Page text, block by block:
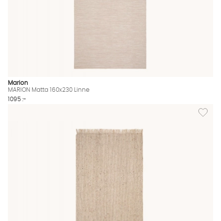
Marion
MARION Matta 160x230 Linne
1095 :-
Lägg